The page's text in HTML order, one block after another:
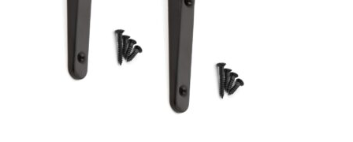
Vertrag widerrufen
Warenkorb